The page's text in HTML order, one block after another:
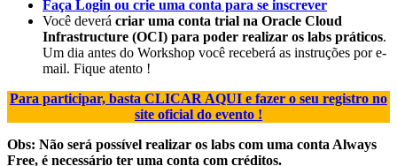
Faça Login ou crie uma conta para se inscrever
Você deverá criar uma conta trial na Oracle Cloud
Infrastructure (OCI) para poder realizar os labs práticos.
Um dia antes do Workshop você receberá as instruções por e-
mail. Fique atento !
Para participar, basta CLICAR AQUI e fazer o seu registro no
site oficial do evento !
Obs: Não será possível realizar os labs com uma conta Always
Free, é necessário ter uma conta com créditos.